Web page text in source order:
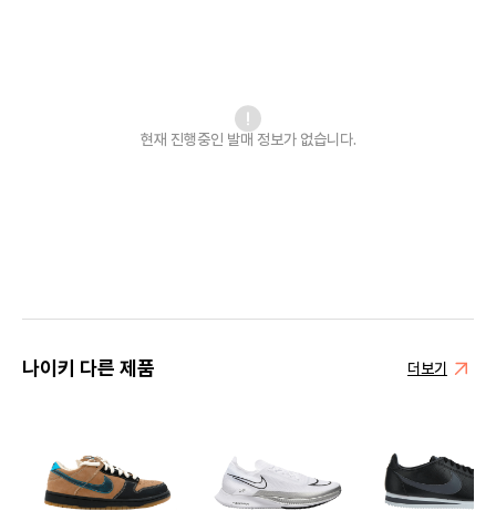
현재 진행중인 발매 정보가 없습니다.
나이키 다른 제품 더보기